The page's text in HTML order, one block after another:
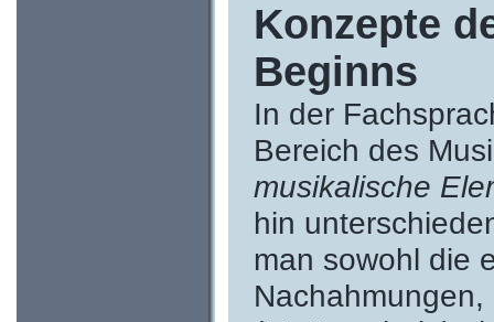
Konzepte
Beginns
In der
Bereich des
musikalische
hin
man sowohl die